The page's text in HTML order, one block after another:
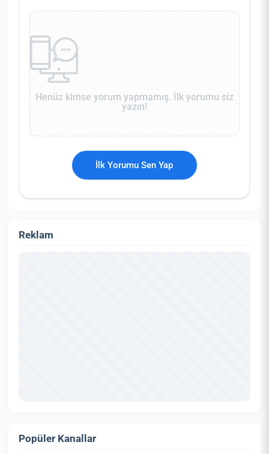
Henüz kimse yorum yapmamış. İlk yorumu siz
yazın!
İlk Yorumu Sen Yap
Reklam
Popüler Kanallar